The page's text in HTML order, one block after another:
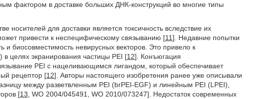
фактором в доставке больших ДНК-конструкций во многие типы
носителей для доставки является токсичность вследствие их
привести к неспецифическому связыванию [11]. Недавние попытки
и биосовместимость невирусных векторов. Это привело к
целях экранирования частицы PEI [12]. Конъюгация
PEI с нацеливающимся лигандом, который обеспечивает
рецептор [12]. Авторы настоящего изобретения ранее уже описывали
между разветвленным PEI (brPEI-EGF) и линейным PEI (LPEI),
[13 , WO 2004/045491, WO 2010/073247]. Недостаток современных